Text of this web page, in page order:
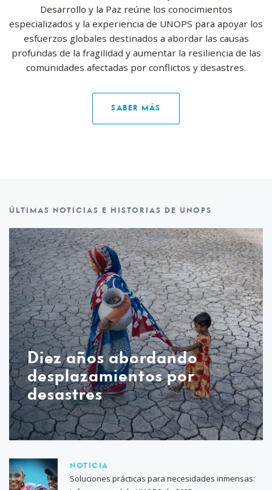
Desarrollo y la Paz reúne los conocimientos
especializados y la experiencia de UNOPS para apoyar los
esfuerzos globales destinados a abordar las causas
profundas de la fragilidad y aumentar la resiliencia de las
comunidades afectadas por conflictos y desastres.
SABER MÁS
ÚLTIMAS NOTICIAS E HISTORIAS DE UNOPS
Diez años abordando
desplazamientos por
desastres
NOTICIA
Soluciones prácticas para necesidades inmensas: